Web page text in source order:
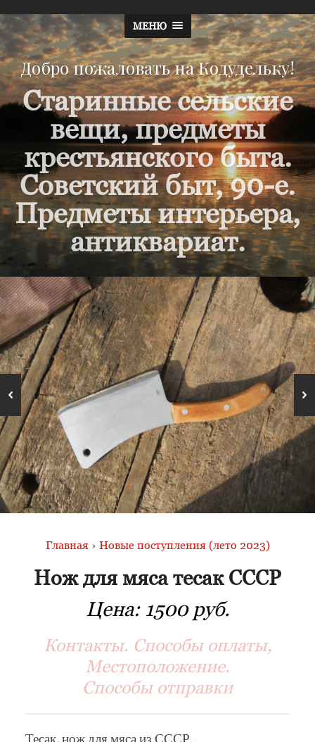
МЕНЮ
Добро пожаловать на Кодудельку!
Старинные сельские
вещи, предметы
крестьянского быта.
Советский быт, 90-е.
Предметы интерьера,
антиквариат.
Главная › Новые поступления (лето 2023)
Нож для мяса тесак СССР
Цена: 1500 руб.
Контакты. Способы оплаты,
Местоположение.
Способы отправки